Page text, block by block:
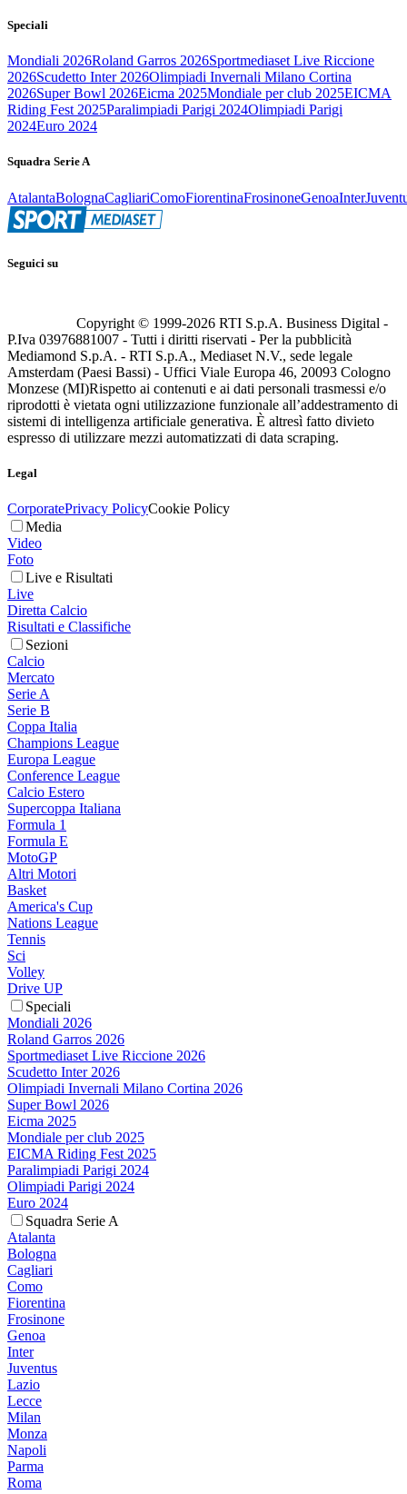
Speciali
Mondiali 2026Roland Garros 2026Sportmediaset Live Riccione
2026Scudetto Inter 2026Olimpiadi Invernali Milano Cortina
2026Super Bowl 2026Eicma 2025Mondiale per club 2025EICMA
Riding Fest 2025Paralimpiadi Parigi 2024Olimpiadi Parigi
2024Euro 2024
Squadra Serie A
AtalantaBolognaCagliariComoFiorentinaFrosinoneGenoaInter
Seguici su
Copyright © 1999-2026 RTI S.p.A. Business Digital -
P.Iva 03976881007 - Tutti i diritti riservati - Per la pubblicità
Mediamond S.p.A. - RTI S.p.A., Mediaset N.V., sede legale
Amsterdam (Paesi Bassi) - Uffici Viale Europa 46, 20093 Cologno
Monzese (MI)Rispetto ai contenuti e ai dati personali trasmessi e/o
riprodotti è vietata ogni utilizzazione funzionale all’addestramento di
sistemi di intelligenza artificiale generativa. È altresì fatto divieto
espresso di utilizzare mezzi automatizzati di data scraping.
Legal
CorporatePrivacy PolicyCookie Policy
Media
Video
Foto
Live e Risultati
Live
Diretta Calcio
Risultati e Classifiche
Sezioni
Calcio
Mercato
Serie A
Serie B
Coppa Italia
Champions League
Europa League
Conference League
Calcio Estero
Supercoppa Italiana
Formula 1
Formula E
MotoGP
Altri Motori
Basket
America's Cup
Nations League
Tennis
Sci
Volley
Drive UP
Speciali
Mondiali 2026
Roland Garros 2026
Sportmediaset Live Riccione 2026
Scudetto Inter 2026
Olimpiadi Invernali Milano Cortina 2026
Super Bowl 2026
Eicma 2025
Mondiale per club 2025
EICMA Riding Fest 2025
Paralimpiadi Parigi 2024
Olimpiadi Parigi 2024
Euro 2024
Squadra Serie A
Atalanta
Bologna
Cagliari
Como
Fiorentina
Frosinone
Genoa
Inter
Juventus
Lazio
Lecce
Milan
Monza
Napoli
Parma
Roma